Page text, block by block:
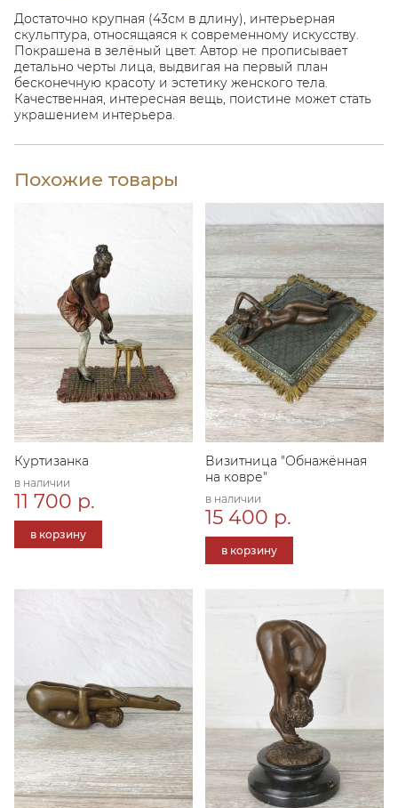
Достаточно крупная (43см в длину), интерьерная
скульптура, относящаяся к современному искусству.
Покрашена в зелёный цвет. Автор не прописывает
детально черты лица, выдвигая на первый план
бесконечную красоту и эстетику женского тела.
Качественная, интересная вещь, поистине может стать
украшением интерьера.
Похожие товары
Куртизанка
в наличии
11 700 р.
в корзину
Визитница "Обнажённая
на ковре"
в наличии
15 400 р.
в корзину